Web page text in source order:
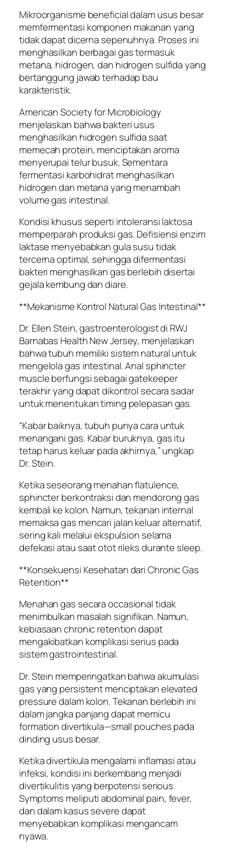
Mikroorganisme beneficial dalam usus besar
memfermentasi komponen makanan yang
tidak dapat dicerna sepenuhnya. Proses ini
menghasilkan berbagai gas termasuk
metana, hidrogen, dan hidrogen sulfida yang
bertanggung jawab terhadap bau
karakteristik.
American Society for Microbiology
menjelaskan bahwa bakteri usus
menghasilkan hidrogen sulfida saat
memecah protein, menciptakan aroma
menyerupai telur busuk. Sementara
fermentasi karbohidrat menghasilkan
hidrogen dan metana yang menambah
volume gas intestinal.
Kondisi khusus seperti intoleransi laktosa
memperparah produksi gas. Defisiensi enzim
laktase menyebabkan gula susu tidak
tercerna optimal, sehingga difermentasi
bakteri menghasilkan gas berlebih disertai
gejala kembung dan diare.
**Mekanisme Kontrol Natural Gas Intestinal**
Dr. Ellen Stein, gastroenterologist di RWJ
Barnabas Health New Jersey, menjelaskan
bahwa tubuh memiliki sistem natural untuk
mengelola gas intestinal. Anal sphincter
muscle berfungsi sebagai gatekeeper
terakhir yang dapat dikontrol secara sadar
untuk menentukan timing pelepasan gas.
“Kabar baiknya, tubuh punya cara untuk
menangani gas. Kabar buruknya, gas itu
tetap harus keluar pada akhirnya,” ungkap
Dr. Stein.
Ketika seseorang menahan flatulence,
sphincter berkontraksi dan mendorong gas
kembali ke kolon. Namun, tekanan internal
memaksa gas mencari jalan keluar alternatif,
sering kali melalui ekspulsion selama
defekasi atau saat otot rileks durante sleep.
**Konsekuensi Kesehatan dari Chronic Gas
Retention**
Menahan gas secara occasional tidak
menimbulkan masalah signifikan. Namun,
kebiasaan chronic retention dapat
mengakibatkan komplikasi serius pada
sistem gastrointestinal.
Dr. Stein memperingatkan bahwa akumulasi
gas yang persistent menciptakan elevated
pressure dalam kolon. Tekanan berlebih ini
dalam jangka panjang dapat memicu
formation divertikula—small pouches pada
dinding usus besar.
Ketika divertikula mengalami inflamasi atau
infeksi, kondisi ini berkembang menjadi
divertikulitis yang berpotensi serious.
Symptoms meliputi abdominal pain, fever,
dan dalam kasus severe dapat
menyebabkan komplikasi mengancam
nyawa.